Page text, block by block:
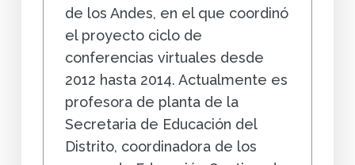
de los Andes, en el que coordinó
el proyecto ciclo de
conferencias virtuales desde
2012 hasta 2014. Actualmente es
profesora de planta de la
Secretaria de Educación del
Distrito, coordinadora de los